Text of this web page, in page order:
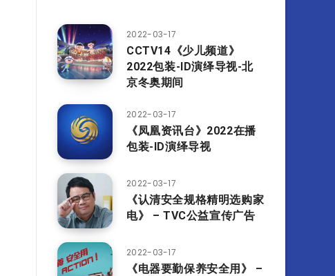
2022-03-17
CCTV14《少儿频道》
2022包装-ID演绎导视-北
京冬奥期间
2022-03-17
《凤凰资讯台》2022在播
包装-ID演绎导视
2022-03-17
《认清安全规格精明选购家
电》 – TVC公益宣传广告
2022-03-17
《电器要勤保养安全用》 –